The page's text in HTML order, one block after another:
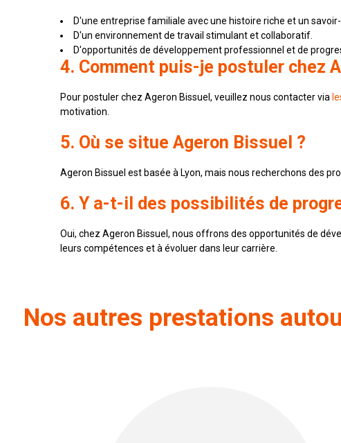
D'une entreprise familiale avec une histoire riche et un
D'un environnement de travail stimulant et collaboratif.
D'opportunités de développement professionnel et de
4. Comment puis-je postuler chez
Pour postuler chez Ageron Bissuel, veuillez nous contacter via
motivation.
5. Où se situe Ageron Bissuel ?
Ageron Bissuel est basée à Lyon, mais nous recherchons des
6. Y a-t-il des possibilités de
Oui, chez Ageron Bissuel, nous offrons des opportunités de
leurs compétences et à évoluer dans leur carrière.
Nos autres prestations